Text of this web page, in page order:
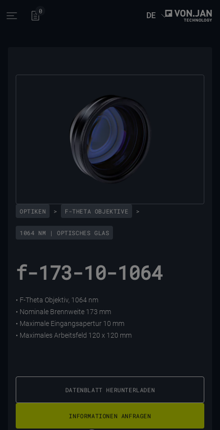
Open main menu
0 DE
OPTIKEN > F-THETA OBJEKTIVE >
1064 NM | OPTISCHES GLAS
f-173-10-1064
• F-Theta Objektiv, 1064 nm
• Nominale Brennweite 173 mm
• Maximale Eingangsapertur 10 mm
• Maximales Arbeitsfeld 120 x 120 mm
DATENBLATT HERUNTERLADEN
INFORMATIONEN ANFRAGEN